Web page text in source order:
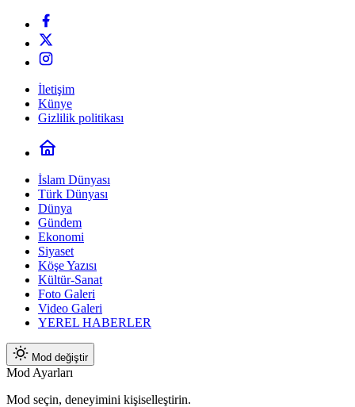
İletişim
Künye
Gizlilik politikası
İslam Dünyası
Türk Dünyası
Dünya
Gündem
Ekonomi
Siyaset
Köşe Yazısı
Kültür-Sanat
Foto Galeri
Video Galeri
YEREL HABERLER
Mod değiştir
Mod Ayarları
Mod seçin, deneyimini kişiselleştirin.